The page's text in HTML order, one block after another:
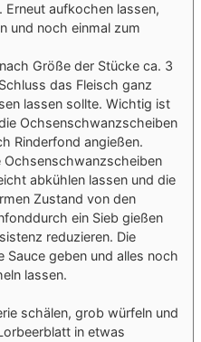
Erneut aufkochen lassen,
und noch einmal zum
Größe der Stücke ca. 3
das Fleisch ganz
lassen sollte. Wichtig ist
Ochsenschwanzscheiben
Rinderfond angießen.
Ochsenschwanzscheiben
abkühlen lassen und die
Zustand von den
ein Sieb gießen
reduzieren. Die
Sauce geben und alles noch
lassen.
schälen, grob würfeln und
in etwas